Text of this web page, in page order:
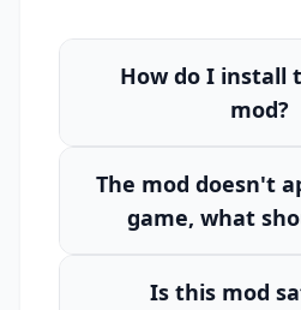
How do I install
mod?
The mod doesn't
game, what
Is this mod